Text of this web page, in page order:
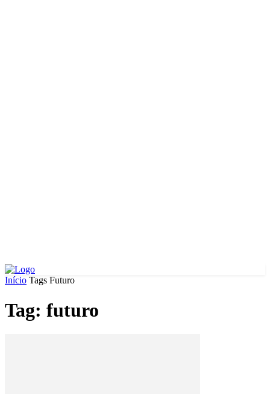
Início Tags Futuro
Tag: futuro